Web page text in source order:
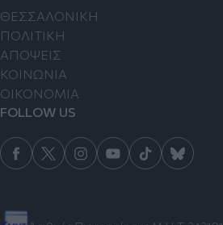
ΘΕΣΣΑΛΟΝΙΚΗ
ΠΟΛΙΤΙΚΗ
ΑΠΟΨΕΙΣ
ΚΟΙΝΩΝΙΑ
ΟΙΚΟΝΟΜΙΑ
FOLLOW US